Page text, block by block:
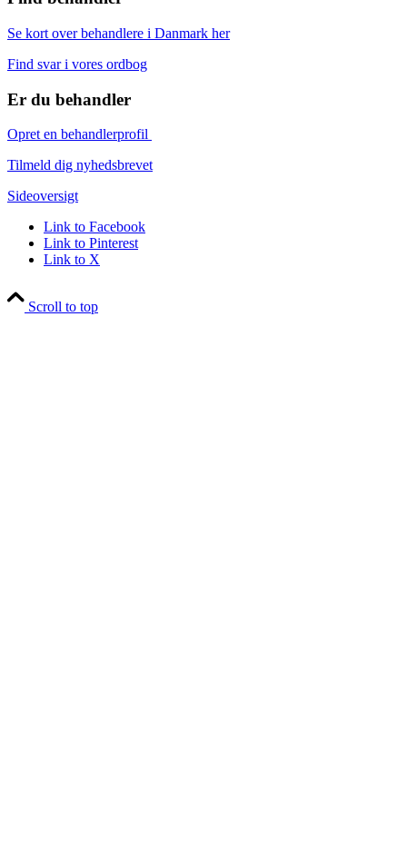
Se kort over behandlere i Danmark her
Find svar i vores ordbog
Er du behandler
Opret en behandlerprofil
Tilmeld dig nyhedsbrevet
Sideoversigt
Link to Facebook
Link to Pinterest
Link to X
Scroll to top